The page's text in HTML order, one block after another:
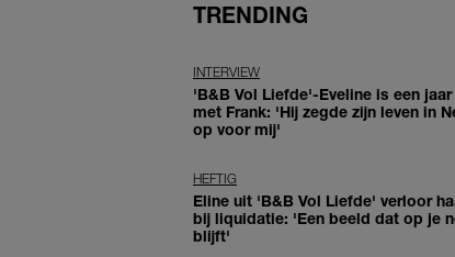
TRENDING
INTERVIEW
'B&B Vol Liefde'-Eveline is een
met Frank: 'Hij zegde zijn leven in
op voor mij'
HEFTIG
Eline uit 'B&B Vol Liefde' verloor
bij liquidatie: 'Een beeld dat op je
blijft'